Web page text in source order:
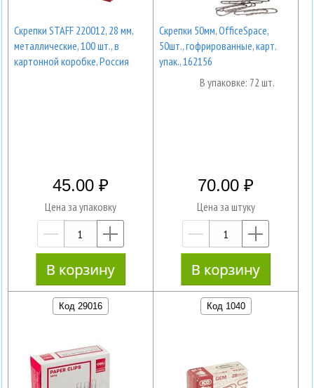
Скрепки STAFF 220012, 28 мм,
металлические, 100 шт., в
картонной коробке, Россия
45.00
Цена за упаковку
—
Скрепки 50мм, OfficeSpace,
50шт., гофрированные, карт.
упак., 162156
В упаковке: 72 шт.
70.00
Цена за штуку
—
Код 29016 Код 1040